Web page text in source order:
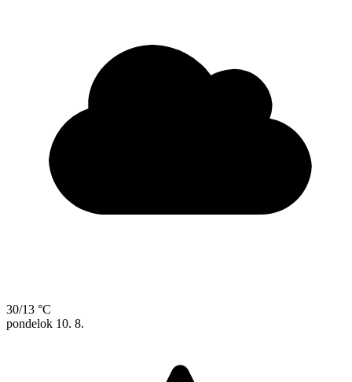
30/13 °C
pondelok 10. 8.